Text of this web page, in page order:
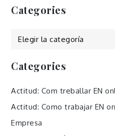
Categories
Categories
Actitud: Com treballar EN
Actitud: Como trabajar EN
Empresa